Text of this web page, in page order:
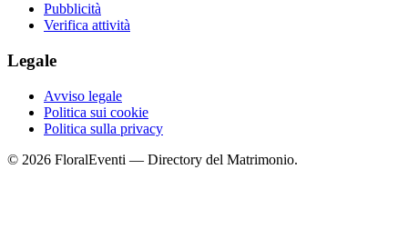
Pubblicità
Verifica attività
Legale
Avviso legale
Politica sui cookie
Politica sulla privacy
© 2026 FloralEventi — Directory del Matrimonio.